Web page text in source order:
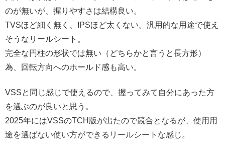
のが無いが、握りやすさは結構良い。
TVSほど細く無く、IPSほど太くない。汎用的な用途で使え
そうなリールシート。
完全な円柱の形状では無い（どちらかと言うと長方形）
為、回転方向へのホールド感も高い。
VSSと同じ感じで使えるので、握ってみて自分にあった方
を選ぶのが良いと思う。
2025年にはVSSのTCH版が出たので競合となるが、使用用
途を選ばない使い方ができるリールシートな感じ。